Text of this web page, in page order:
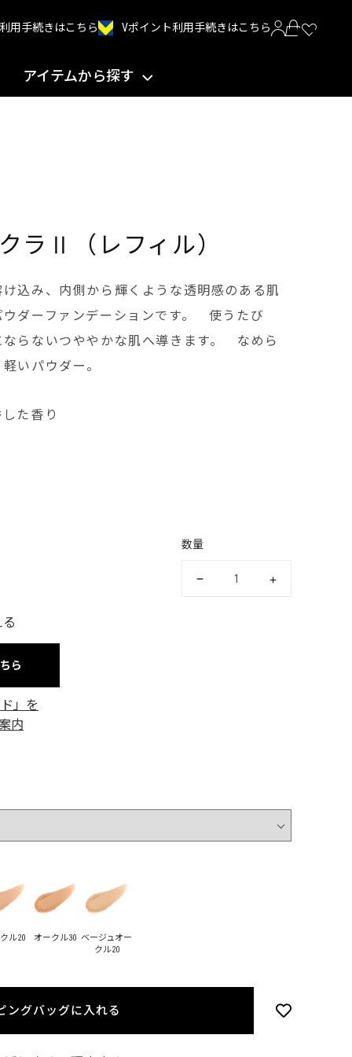
利用手続きはこちら Vポイント利用手続きはこちら
アイテムから探す
ラⅡ（レフィル）
込み、内側から輝くような透明感のある肌
ウダーファンデーションです。 使うたび
ならないつややかな肌へ導きます。 なめら
いパウダー。
た香り
数量
る
ら
ド」を
内
ル20 オークル30 ベージュオー
クル20
ングバッグに入れる